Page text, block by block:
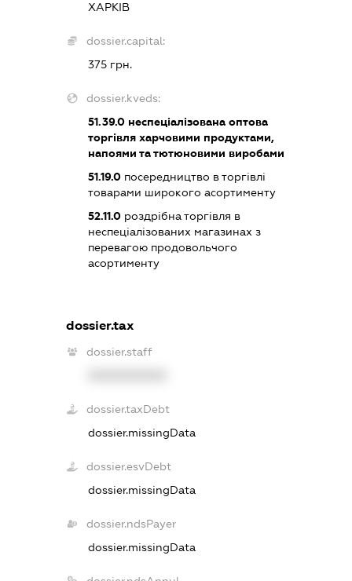
ХАРКІВ
dossier.capital:
375 грн.
dossier.kveds:
51.39.0 неспеціалізована оптова
торгівля харчовими продуктами,
напоями та тютюновими виробами
51.19.0 посередництво в торгівлі
товарами широкого асортименту
52.11.0 роздрібна торгівля в
неспеціалізованих магазинах з
перевагою продовольчого
асортименту
dossier.tax
dossier.staff
dossier.taxDebt
dossier.missingData
dossier.esvDebt
dossier.missingData
dossier.ndsPayer
dossier.missingData